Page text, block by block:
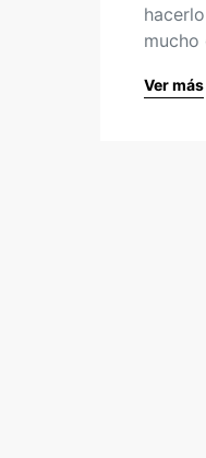
mucho
Ver más